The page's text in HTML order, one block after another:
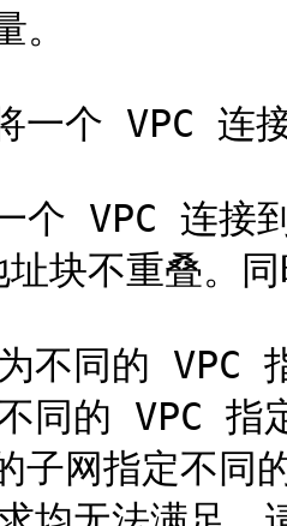
。
个 VPC 连
个 VPC 连接
块不重叠。同
不同的 VPC
同的 VPC 指
子网指定不同